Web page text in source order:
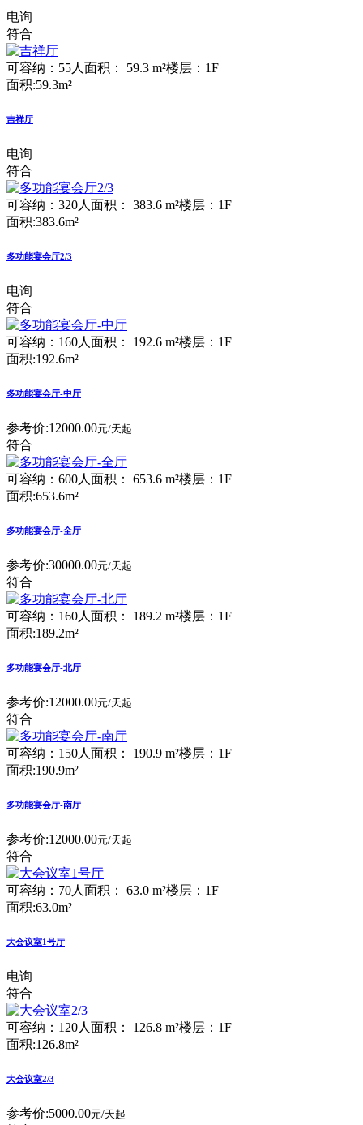
电询
符合
可容纳：55人 面积： 59.3 m²楼层：1F
面积:59.3m²
吉祥厅
电询
符合
可容纳：320人 面积： 383.6 m²楼层：1F
面积:383.6m²
多功能宴会厅2/3
电询
符合
可容纳：160人 面积： 192.6 m²楼层：1F
面积:192.6m²
多功能宴会厅-中厅
参考价:12000.00元/天起
符合
可容纳：600人 面积： 653.6 m²楼层：1F
面积:653.6m²
多功能宴会厅-全厅
参考价:30000.00元/天起
符合
可容纳：160人 面积： 189.2 m²楼层：1F
面积:189.2m²
多功能宴会厅-北厅
参考价:12000.00元/天起
符合
可容纳：150人 面积： 190.9 m²楼层：1F
面积:190.9m²
多功能宴会厅-南厅
参考价:12000.00元/天起
符合
可容纳：70人 面积： 63.0 m²楼层：1F
面积:63.0m²
大会议室1号厅
电询
符合
可容纳：120人 面积： 126.8 m²楼层：1F
面积:126.8m²
大会议室2/3
参考价:5000.00元/天起